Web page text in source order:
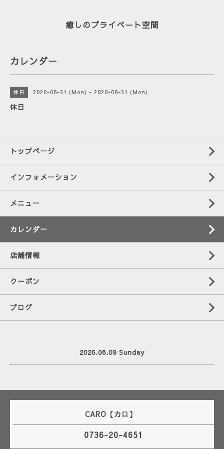
癒しのプライベート空間
カレンダー
休日 2020-08-31 (Mon) - 2020-08-31 (Mon)
休日
トップページ
インフォメーション
メニュー
カレンダー
店舗情報
クーポン
ブログ
2026.08.09 Sunday
CARO【カロ】
0736-20-4651